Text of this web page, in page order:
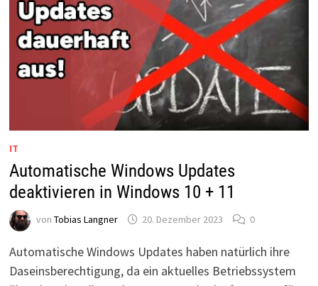
IT
Automatische Windows Updates
deaktivieren in Windows 10 + 11
von Tobias Langner 20. Dezember 2023 0
Automatische Windows Updates haben natürlich ihre
Daseinsberechtigung, da ein aktuelles Betriebssystem